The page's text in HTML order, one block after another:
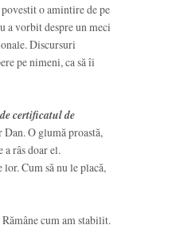
o amintire de pe
a vorbit despre un meci
Discursuri
pe nimeni, ca să îi
certificatul de
O glumă proastă,
râs doar el.
Cum să nu le placă,
cum am stabilit.